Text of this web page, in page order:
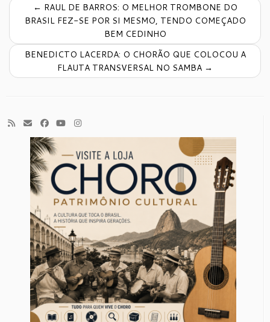
← RAUL DE BARROS: O MELHOR TROMBONE DO
BRASIL FEZ-SE POR SI MESMO, TENDO COMEÇADO
BEM CEDINHO
BENEDICTO LACERDA: O CHORÃO QUE COLOCOU A
FLAUTA TRANSVERSAL NO SAMBA →